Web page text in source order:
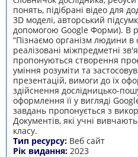
понять, підібрані відео для
3D моделі, авторський
допомогою Google Форми). В
“Пізнаємо організм людини в
реалізовані міжпредметні
пропонуються створення
уміння розуміти та
презентацій, вимоги до їх
здійснення дослідницько-
оформлення її у вигляді
завдань пропонується з
Документів, які учні
класу.
Тип ресурсу: Веб сайт
Рік видання: 2023